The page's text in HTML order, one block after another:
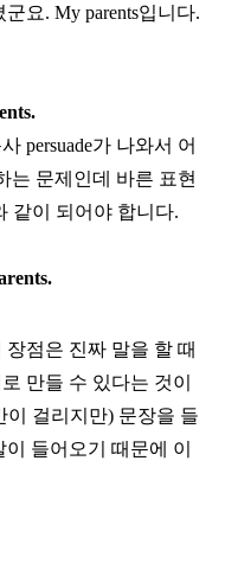
군요. My parents입니다.
persuade가 나와서 어
는 문제인데 바른 표현
같이 되어야 합니다.
점은 진짜 말을 할 때
만들 수 있다는 것이
이 걸리지만) 문장을 들
들어오기 때문에 이